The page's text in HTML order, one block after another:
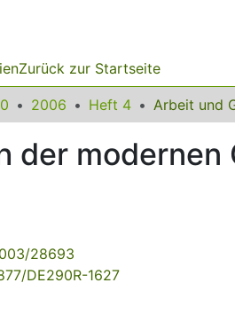
Zurück zur Startseite
2006 Heft 4
der modernen
28693
DE290R-1627